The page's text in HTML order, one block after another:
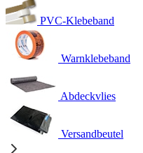
PVC-Klebeband
Warnklebeband
Abdeckvlies
Versandbeutel